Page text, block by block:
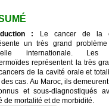
:
Le cancer de la
un très grand
internationale. Les
représentent la très
de la cavité orale et
cas. Au Maroc, ils
et sous-diagnostiqués
de mortalité et de morbidité.